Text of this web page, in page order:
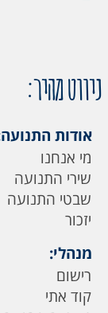
ניווט מהיר:
אודות
מי אנחנו
שירי התנועה
שבטי התנועה
יזכור
מנהלי:
רישום
קוד אתי